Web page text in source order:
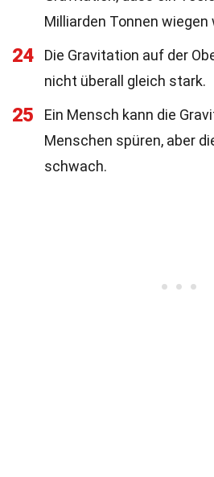
Milliarden Tonnen wiegen
24
Die Gravitation auf der
nicht überall gleich stark.
25
Ein Mensch kann die
Menschen spüren, aber
schwach.